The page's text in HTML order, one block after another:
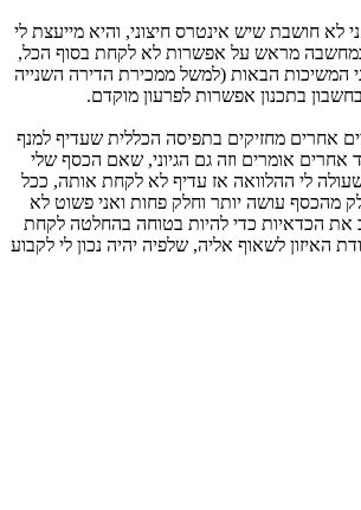
לא חושבת שיש אינטרס חיצוני, והיא מייעצת לי
מראש על אפשרות לא לקחת בסוף הכל,
המשיכות הבאות (למשל ממכירת הדירה השנייה
בתכנון אפשרות לפרעון מוקדם.
אחרים מחזיקים בתפיסה הכללית שעדיף למנף
אחרים אומרים וזה גם הגיוני, שאם הכסף שלי
לי ההלוואה אז עדיף לא לקחת אותה, ככל
מהכסף עושה יותר וחלק פחות ואני פשוט לא
את הכדאיות כדי להיות בטוחה בהחלטה לקחת
האיזון לשאוף אליה, שלפיה יהיה נכון לי לקבוע